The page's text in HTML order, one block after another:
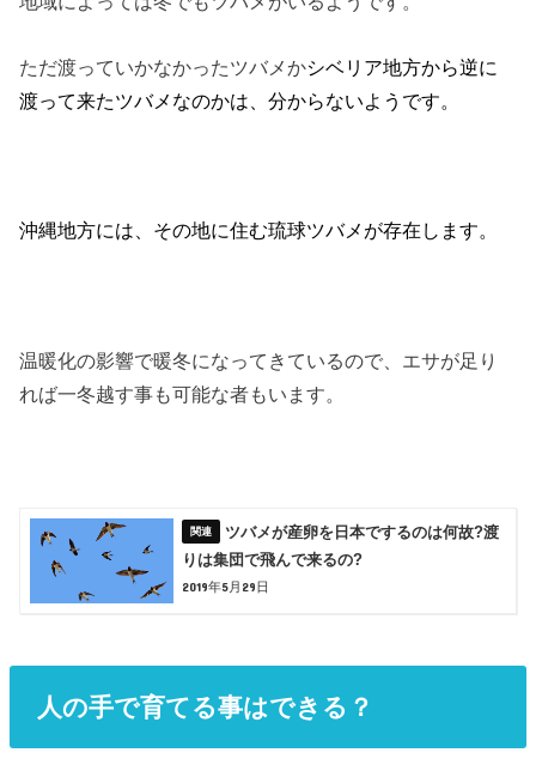
ただ渡っていかなかったツバメかシベリア地方から逆に
渡って来たツバメなのかは、分からないようです。
沖縄地方には、その地に住む琉球ツバメが存在します。
温暖化の影響で暖冬になってきているので、エサが足り
れば一冬越す事も可能な者もいます。
ツバメが産卵を日本でするのは何故?渡
りは集団で飛んで来るの?
2019年5月29日
人の手で育てる事はできる？